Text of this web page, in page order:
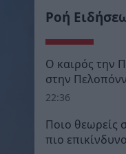
Ροή
Ο καιρός την
στην
22:36
Ποιο θεωρείς
πιο